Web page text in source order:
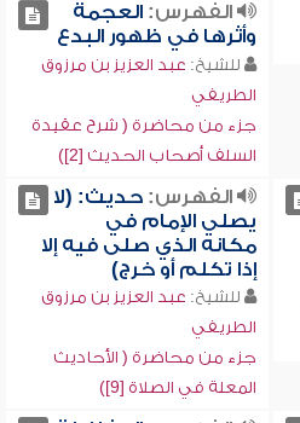
الفهرس:العجمة
وأثرها في ظهور البدع
للشيخ: عبد العزيز بن مرزوق
الطريفي
جزء من محاضرة ( شرح عقيدة
السلف أصحاب الحديث [2])
الفهرس:حديث: (لا
يصلي الإمام في
مكانه الذي صلى فيه إلا
إذا تكلم أو خرج)
للشيخ: عبد العزيز بن مرزوق
الطريفي
جزء من محاضرة ( الأحاديث
المعلة في الصلاة [9])